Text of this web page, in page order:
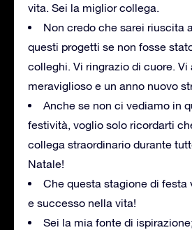
vita. Sei la miglior collega.
Non credo che sarei riuscita
questi progetti se non fosse
colleghi. Vi ringrazio di cuore. Vi
meraviglioso e un anno nuovo
Anche se non ci vediamo in
festività, voglio solo ricordarti
collega straordinario durante
Natale!
Che questa stagione di festa
e successo nella vita!
Sei la mia fonte di